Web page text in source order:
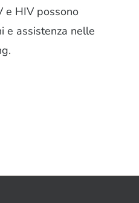
e HIV possono
e assistenza nelle